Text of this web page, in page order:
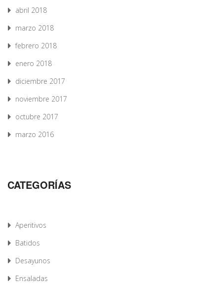
abril 2018
marzo 2018
febrero 2018
enero 2018
diciembre 2017
noviembre 2017
octubre 2017
marzo 2016
CATEGORÍAS
Aperitivos
Batidos
Desayunos
Ensaladas